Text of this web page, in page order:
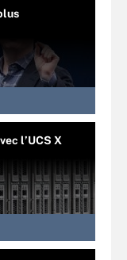
l’UCS X